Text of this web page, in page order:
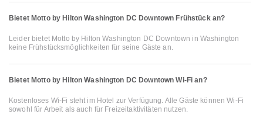
Bietet Motto by Hilton Washington DC Downtown Frühstück an?
Leider bietet Motto by Hilton Washington DC Downtown in Washington
keine Frühstücksmöglichkeiten für seine Gäste an.
Bietet Motto by Hilton Washington DC Downtown Wi-Fi an?
Kostenloses Wi-Fi steht im Hotel zur Verfügung. Alle Gäste können Wi-Fi
sowohl für Arbeit als auch für Freizeitaktivitäten nutzen.